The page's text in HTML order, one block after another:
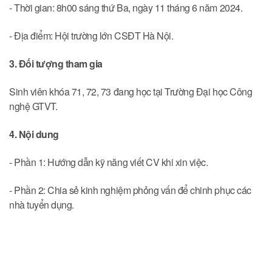
- Thời gian: 8h00 sáng thứ Ba, ngày 11 tháng 6 năm 2024.
- Địa điểm: Hội trường lớn CSĐT Hà Nội.
3. Đối tượngthamgia
Sinh viên khóa 71, 72, 73 đang học tại Trường Đại học Công
nghệ GTVT.
4. Nội dung
- Phần 1: Hướng dẫn kỹ năng viết CV khi xin việc.
- Phần 2: Chia sẻ kinh nghiệm phỏng vấn để chinh phục các
nhà tuyển dụng.